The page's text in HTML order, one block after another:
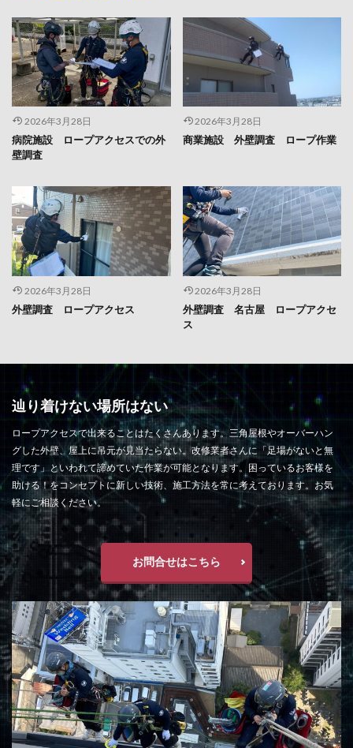
2026年3月28日
病院施設 ロープアクセスでの外
壁調査
2026年3月28日
商業施設 外壁調査 ロープ作業
2026年3月28日
外壁調査 ロープアクセス
2026年3月28日
外壁調査 名古屋 ロープアクセ
ス
辿り着けない場所はない
ロープアクセスで出来ることはたくさんあります。三角屋根やオーバーハン
グした外壁、屋上に吊元が見当たらない。改修業者さんに「足場がないと無
理です」といわれて諦めていた作業が可能となります。困っているお客様を
助ける！をコンセプトに新しい技術、施工方法を常に考えております。お気
軽にご相談ください。
お問合せはこちら